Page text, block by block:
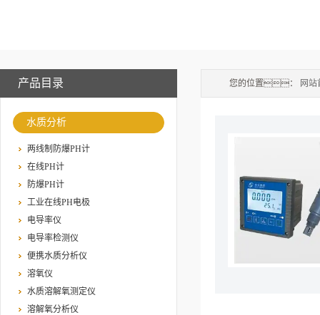
产品目录
水质分析
两线制防爆PH计
在线PH计
防爆PH计
工业在线PH电极
电导率仪
电导率检测仪
便携水质分析仪
溶氧仪
水质溶解氧测定仪
溶解氧分析仪
您的位置： 网站